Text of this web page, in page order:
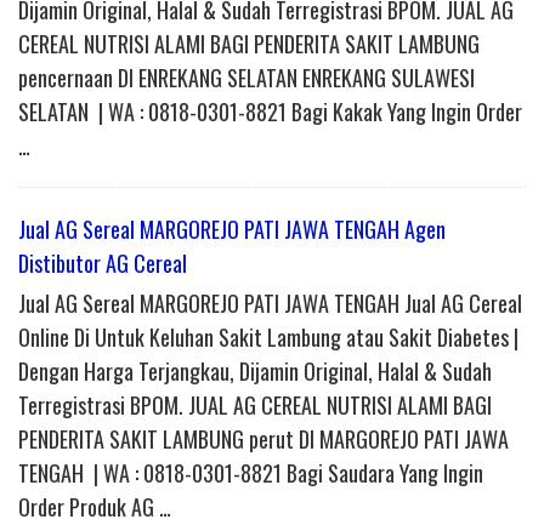
Dijamin Original, Halal & Sudah Terregistrasi BPOM. JUAL AG
CEREAL NUTRISI ALAMI BAGI PENDERITA SAKIT LAMBUNG
pencernaan DI ENREKANG SELATAN ENREKANG SULAWESI
SELATAN | WA : 0818-0301-8821 Bagi Kakak Yang Ingin Order
…
Jual AG Sereal MARGOREJO PATI JAWA TENGAH Agen
Distibutor AG Cereal
Jual AG Sereal MARGOREJO PATI JAWA TENGAH Jual AG Cereal
Online Di Untuk Keluhan Sakit Lambung atau Sakit Diabetes |
Dengan Harga Terjangkau, Dijamin Original, Halal & Sudah
Terregistrasi BPOM. JUAL AG CEREAL NUTRISI ALAMI BAGI
PENDERITA SAKIT LAMBUNG perut DI MARGOREJO PATI JAWA
TENGAH | WA : 0818-0301-8821 Bagi Saudara Yang Ingin
Order Produk AG …